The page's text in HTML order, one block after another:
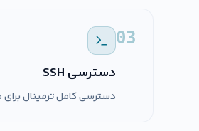
03
دسترسی SSH
دسترسی کامل ترمینال